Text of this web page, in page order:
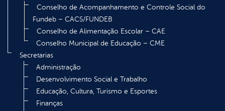
Conselho de Acompanhamento e Controle Social do
Fundeb – CACS/FUNDEB
Conselho de Alimentação Escolar – CAE
Conselho Municipal de Educação – CME
Secretarias
Administração
Desenvolvimento Social e Trabalho
Educação, Cultura, Turismo e Esportes
Finanças